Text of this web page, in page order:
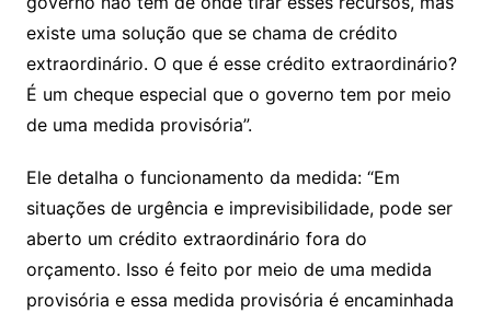
existe uma solução que se chama de crédito
extraordinário. O que é esse crédito extraordinário?
É um cheque especial que o governo tem por meio
de uma medida provisória”.
Ele detalha o funcionamento da medida: “Em
situações de urgência e imprevisibilidade, pode ser
aberto um crédito extraordinário fora do
orçamento. Isso é feito por meio de uma medida
provisória e essa medida provisória é encaminhada